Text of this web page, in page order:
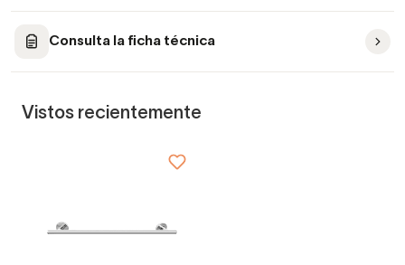
Consulta la ficha técnica
Vistos recientemente